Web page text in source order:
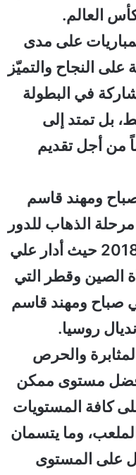
لإدارة المباريات على مدى
النجاح والتميّز
في البطولة
بل تمتد إلى
من أجل تقديم
ومهند قاسم
الذهاب للدور
الثالث الحاسم للمجموعة الأولى المؤهل لبطولة كأس العالم 2018 حيث أدار علي
الصين وقطر التي
صباح ومهند قاسم
روسيا.
والحرص
أفضل مستوى ممكن
كافة المستويات
وما يتسمان
على المستوى